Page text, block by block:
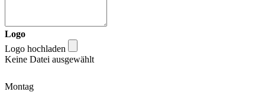
Logo
Logo hochladen
Keine Datei ausgewählt
Montag